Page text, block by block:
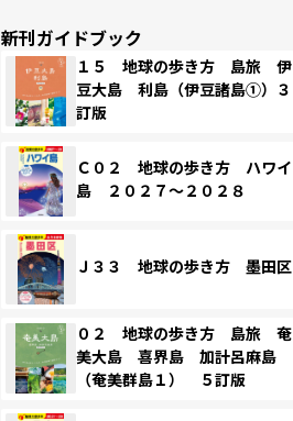
新刊ガイドブック
１５ 地球の歩き方 島旅 伊
豆大島 利島（伊豆諸島①）３
訂版
Ｃ０２ 地球の歩き方 ハワイ
島 ２０２７～２０２８
Ｊ３３ 地球の歩き方 墨田区
０２ 地球の歩き方 島旅 奄
美大島 喜界島 加計呂麻島
（奄美群島１） ５訂版